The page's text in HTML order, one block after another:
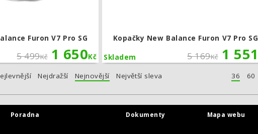
Furon V7 Pro SG
5 499Kč 1 650Kč
Kopačky New Balance Furon V7 Pro SG
5 169Kč 1 551
Skladem
Nejdražší Nejnovější Největší sleva 36 60
Poradna Dokumenty Mapa webu